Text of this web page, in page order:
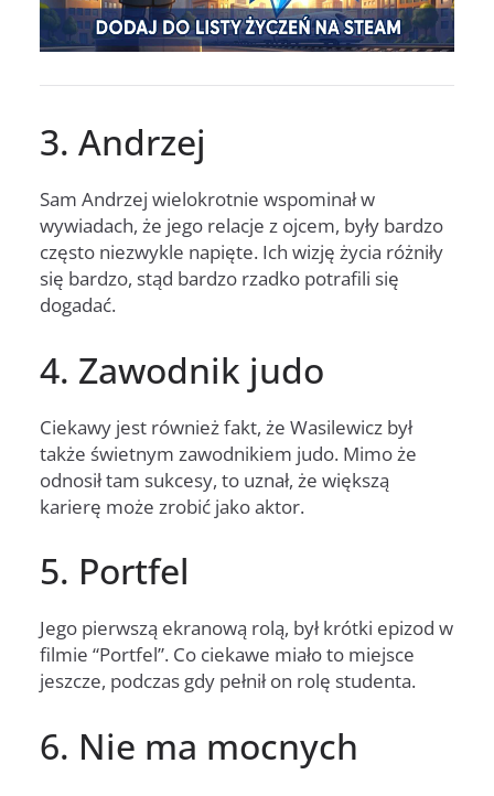
3. Andrzej
Sam Andrzej wielokrotnie wspominał w
wywiadach, że jego relacje z ojcem, były bardzo
często niezwykle napięte. Ich wizję życia różniły
się bardzo, stąd bardzo rzadko potrafili się
dogadać.
4. Zawodnik judo
Ciekawy jest również fakt, że Wasilewicz był
także świetnym zawodnikiem judo. Mimo że
odnosił tam sukcesy, to uznał, że większą
karierę może zrobić jako aktor.
5. Portfel
Jego pierwszą ekranową rolą, był krótki epizod w
filmie “Portfel”. Co ciekawe miało to miejsce
jeszcze, podczas gdy pełnił on rolę studenta.
6. Nie ma mocnych